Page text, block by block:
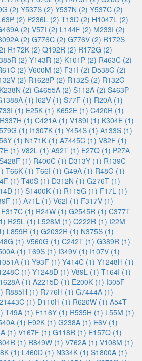
(2) Y537S (2) Y537N (2) Y537C (2)
(2) P236L (2) T13D (2) H1047L (2)
(2) V57I (2) L144F (2) M233I (2)
(2) G776C (2) G776V (2) R172S
R172K (2) Q192R (2) R172G (2)
(2) Y143R (2) K101P (2) R463C (2)
(2) V600M (2) F31I (2) D538G (2)
(2) R1628P (2) R132S (2) R132G
K238N (2) G4655A (2) S112A (2) S463P
(1) I62V (1) S77F (1) R20A (1)
(1) E25K (1) K652E (1) C420R (1)
R337H (1) C421A (1) V189I (1) K304E (1)
(1) I1307K (1) Y454S (1) A133S (1)
(1) N171K (1) A7445C (1) V82F (1)
(1) V82L (1) A92T (1) E27Q (1) P27A
(1) R400C (1) D313Y (1) R139C
T66K (1) T66I (1) G49A (1) R48G (1)
(1) T40S (1) D312N (1) G276T (1)
(1) S1400K (1) R115G (1) F17L (1)
(1) A71L (1) V62I (1) F317V (1)
F317C (1) R24W (1) G2545R (1) C377T
R25L (1) L528M (1) Q222R (1) I22M
L859R (1) G2032R (1) N375S (1)
(1) V560G (1) C242T (1) G389R (1)
(1) T69S (1) I349V (1) I107V (1)
(1) Y93F (1) Y414C (1) Y1248H (1)
(1) Y1248D (1) V89L (1) T164I (1)
(1) A2215D (1) E200K (1) I305F
R885H (1) R776H (1) G7444A (1)
(1) D110H (1) R620W (1) A54T
T49A (1) F116Y (1) R535H (1) L55M (1)
(1) E92K (1) G238A (1) E6V (1)
(1) V167F (1) G118R (1) E157Q (1)
(1) R849W (1) V762A (1) V108M (1)
(1) L460D (1) N334K (1) S1800A (1)